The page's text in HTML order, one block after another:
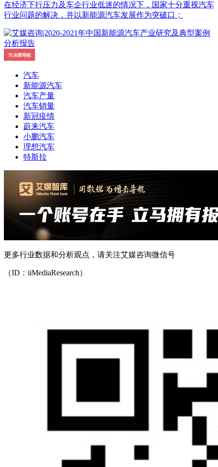
在经济下行压力及车企行业低迷的情况下，国家十分重视汽车
行业问题的解决，并以新能源汽车发展作为突破口；
汽车
新能源汽车
汽车产量
汽车销量
新冠疫情
蔚来汽车
小鹏汽车
理想汽车
特斯拉
更多行业数据和分析观点，请关注艾媒咨询微信号
（ID：iiMediaResearch）